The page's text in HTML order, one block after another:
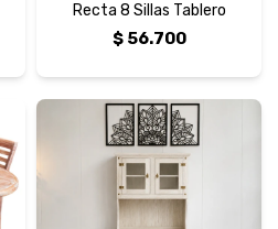
Recta 8 Sillas Tablero
$ 56.700